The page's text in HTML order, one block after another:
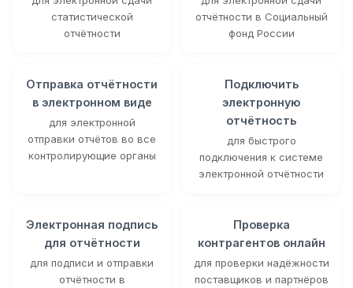
статистической
отчётности
отчётности в Социальный
фонд России
Отправка отчётности
в электронном виде
для электронной
отправки отчётов во все
контролирующие органы
Подключить
электронную
отчётность
для быстрого
подключения к системе
электронной отчётности
Электронная подпись
для отчётности
для подписи и отправки
отчётности в
Проверка
контрагентов онлайн
для проверки надёжности
поставщиков и партнёров